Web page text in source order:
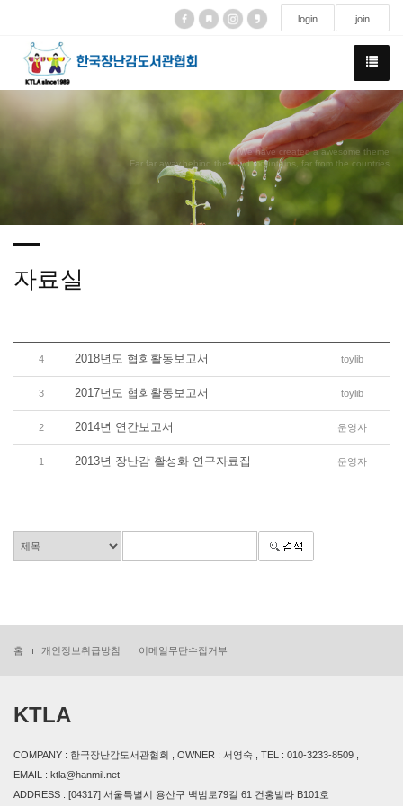
login join
We have created a awesome theme
Far far away,behind the word mountains, far from the countries
자료실
4 2018년도 협회활동보고서 toylib
3 2017년도 협회활동보고서 toylib
2 2014년 연간보고서 운영자
1 2013년 장난감 활성화 연구자료집 운영자
홈 개인정보취급방침 이메일무단수집거부
KTLA
COMPANY : 한국장난감도서관협회 , OWNER : 서영숙 , TEL : 010-3233-8509 ,
EMAIL : ktla@hanmil.net
ADDRESS : [04317] 서울특별시 용산구 백범로79길 61 건홍빌라 B101호